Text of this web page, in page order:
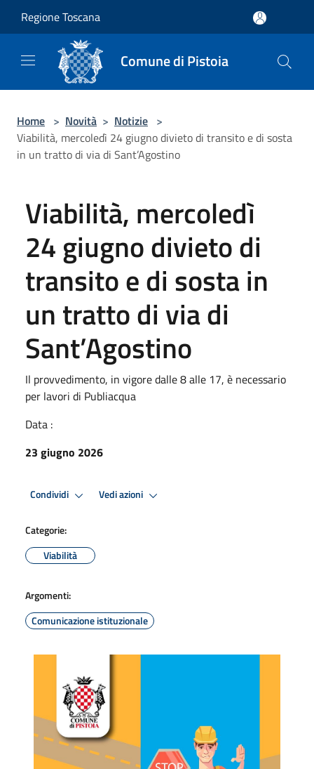
Regione Toscana
Comune di Pistoia
Home > Novità > Notizie >
Viabilità, mercoledì 24 giugno divieto di transito e di sosta
in un tratto di via di Sant’Agostino
Viabilità, mercoledì
24 giugno divieto di
transito e di sosta in
un tratto di via di
Sant’Agostino
Il provvedimento, in vigore dalle 8 alle 17, è necessario
per lavori di Publiacqua
Data :
23 giugno 2026
Condividi Vedi azioni
Categorie:
Viabilità
Argomenti:
Comunicazione istituzionale